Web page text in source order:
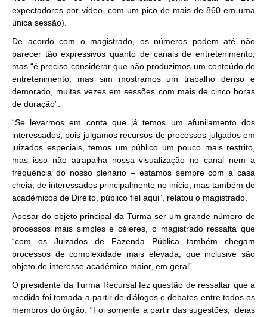
expectadores por vídeo, com um pico de mais de 860 em uma
única sessão).
De acordo com o magistrado, os números podem até não
parecer tão expressivos quanto de canais de entretenimento,
mas “é preciso considerar que não produzimos um conteúdo de
entretenimento, mas sim mostramos um trabalho denso e
demorado, muitas vezes em sessões com mais de cinco horas
de duração”.
“Se levarmos em conta que já temos um afunilamento dos
interessados, pois julgamos recursos de processos julgados em
juizados especiais, temos um público um pouco mais restrito,
mas isso não atrapalha nossa visualização no canal nem a
frequência do nosso plenário – estamos sempre com a casa
cheia, de interessados principalmente no início, mas também de
acadêmicos de Direito, público fiel aqui”, relatou o magistrado.
Apesar do objeto principal da Turma ser um grande número de
processos mais simples e céleres, o magistrado ressalta que
“com os Juizados de Fazenda Pública também chegam
processos de complexidade mais elevada, que inclusive são
objeto de interesse acadêmico maior, em geral”.
O presidente da Turma Recursal fez questão de ressaltar que a
medida foi tomada a partir de diálogos e debates entre todos os
membros do órgão. “Foi somente a partir das sugestões, ideias